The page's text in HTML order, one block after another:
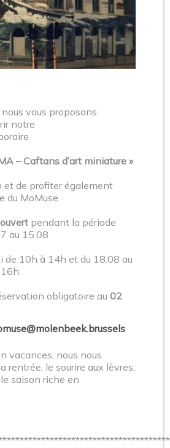
: Duo Kanadé au
le dimanche 12 avril :
nous vous proposons
notre
– Caftans d’art miniature »
et de profiter également
du MoMuse.
pendant la période
au 15.08
de 10h à 14h et du 18.08 au
obligatoire au02
vacances, nous nous
rentrée, le sourire aux lèvres,
saison riche en